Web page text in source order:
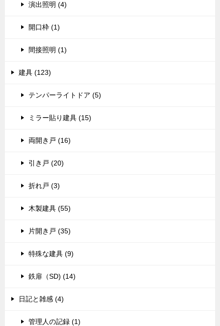
演出照明 (4)
開口枠 (1)
間接照明 (1)
建具 (123)
テンパーライトドア (5)
ミラー貼り建具 (15)
両開き戸 (16)
引き戸 (20)
折れ戸 (3)
木製建具 (55)
片開き戸 (35)
特殊な建具 (9)
鉄扉（SD) (14)
日記と雑感 (4)
管理人の記録 (1)